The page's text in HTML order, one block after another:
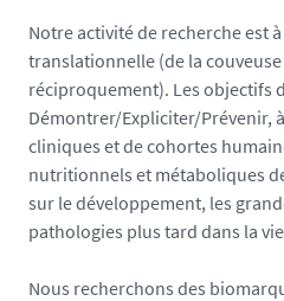
Notre activité de recherche est
translationnelle (de la
réciproquement). Les objectifs
Démontrer/Expliciter/Prévenir,
cliniques et de cohortes
nutritionnels et métaboliques
sur le développement, les
pathologies plus tard dans la
Nous recherchons des